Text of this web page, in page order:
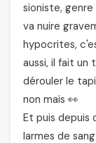
sioniste,
va nuire
hypocrites,
aussi, il fait un
dérouler le
non mais 👀
Et puis depuis
larmes de